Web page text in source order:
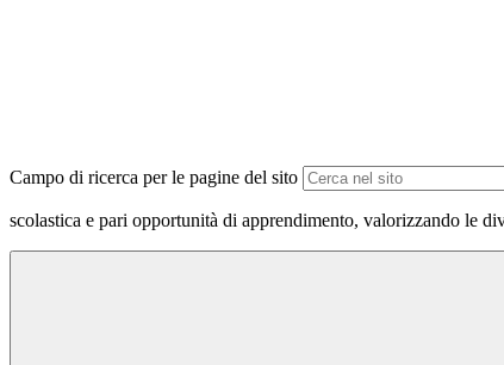
Campo di ricerca per le pagine del sito
scolastica e pari opportunità di apprendimento, valorizzando le